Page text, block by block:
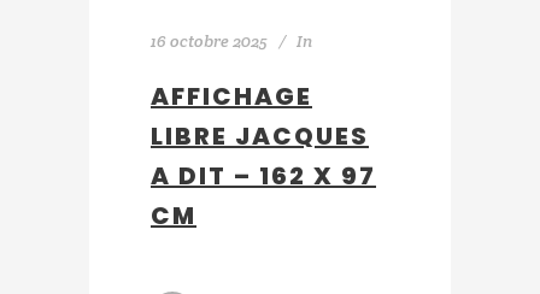
16 octobre 2025 In
AFFICHAGE
LIBRE JACQUES
A DIT – 162 X 97
CM